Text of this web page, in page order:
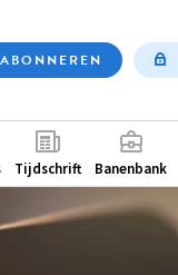
ABONNEREN
Tijdschrift Banenbank